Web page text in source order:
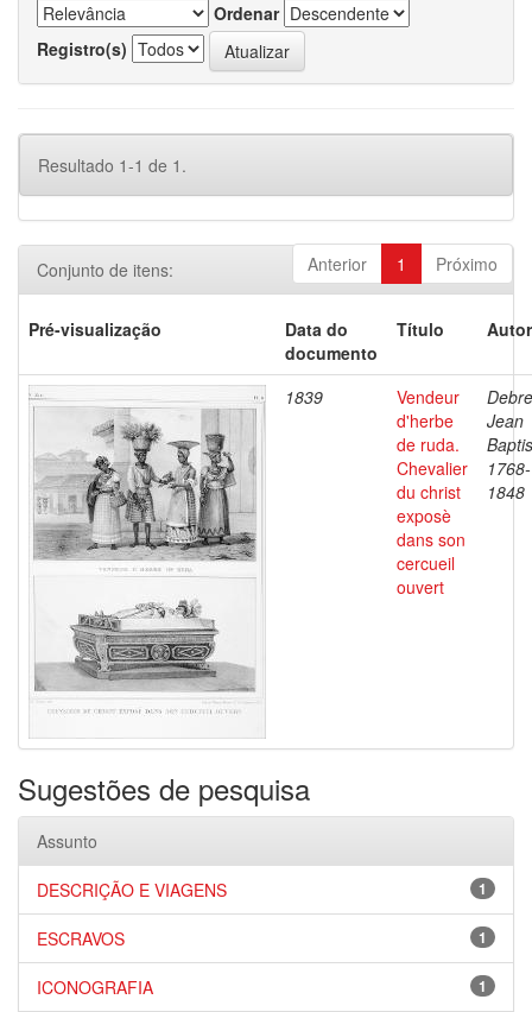
Ordenar
Registro(s)
Resultado 1-1 de 1.
Anterior 1 Próximo
Conjunto de itens:
Pré-visualização
Data do
documento
Título
1839
Vendeur
d'herbe
de ruda.
Chevalier
du christ
exposè
dans son
cercueil
ouvert
Jean
1768-
1848
Sugestões de pesquisa
Assunto
1
DESCRIÇÃO E VIAGENS
1
ESCRAVOS
1
ICONOGRAFIA